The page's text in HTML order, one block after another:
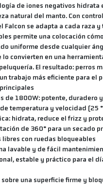
de iones negativos hidrata
natural del manto. Con
Falcon se adapta a cada raza
permite una colocación
uniforme desde cualquier
lo convierten en una
El resultado: perros
trabajo más eficiente para el
de 1800W: potente, duradero
temperatura y velocidad (25
hidrata, reduce el frizz y
de 360° para un secado
libres con ruedas bloqueables
lavable y de fácil
estable y práctico para el
sobre una superficie firme y